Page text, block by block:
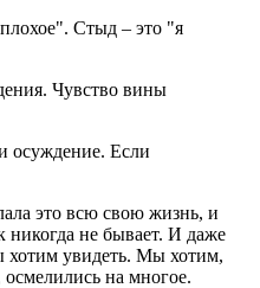
Стыд – это "я
Чувство вины
осуждение. Если
это всю свою жизнь, и
никогда не бывает. И даже
хотим увидеть. Мы хотим,
на многое.